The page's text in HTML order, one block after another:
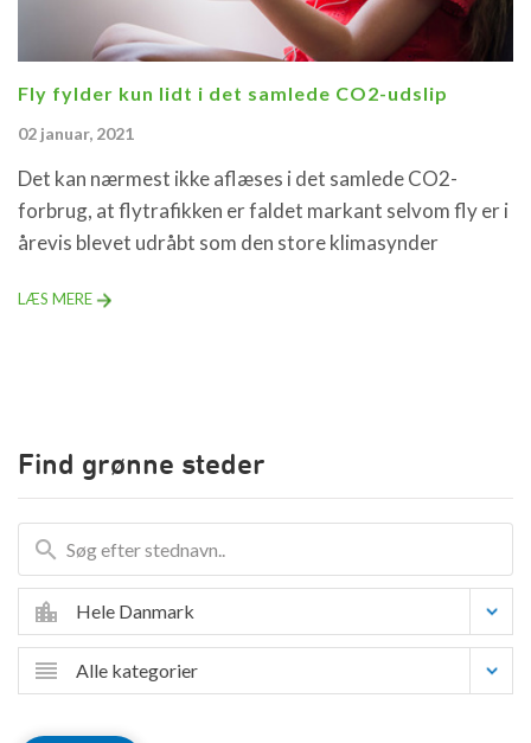
Fly fylder kun lidt i det samlede CO2-udslip
02 januar, 2021
Det kan nærmest ikke aflæses i det samlede CO2-
forbrug, at flytrafikken er faldet markant selvom fly er i
årevis blevet udråbt som den store klimasynder
LÆS MERE
Find grønne steder
Hele Danmark
Alle kategorier